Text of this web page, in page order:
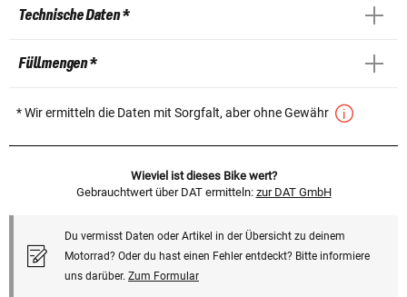
Technische Daten *
Füllmengen *
* Wir ermitteln die Daten mit Sorgfalt, aber ohne Gewähr
Wieviel ist dieses Bike wert?
Gebrauchtwert über DAT ermitteln: zur DAT GmbH
Du vermisst Daten oder Artikel in der Übersicht zu deinem
Motorrad? Oder du hast einen Fehler entdeckt? Bitte informiere
uns darüber. Zum Formular